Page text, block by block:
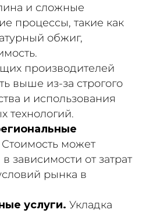
и сложные
процессы, такие как
обжиг,
производителей
выше из-за строгого
и использования
технологий.
Стоимость может
зависимости от затрат
рынка в
услуги. Укладка